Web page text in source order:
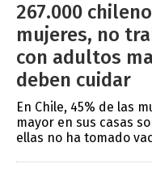
267.000
mujeres, no
con adultos
deben cuidar
En Chile, 45% de las
mayor en sus casas
ellas no ha tomado